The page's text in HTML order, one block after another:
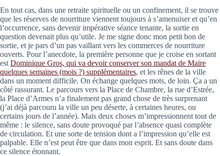
En tout cas, dans une retraite spirituelle ou un confinement, il se trouve
que les réserves de nourriture viennent toujours à s’amenuiser et qu’en
l’occurrence, sans devenir impérative séance tenante, la sortie en
question devenait plus qu’utile. Je me signe donc mon petit bon de
sortie, et je pars d’un pas vaillant vers les commerces de nourriture
ouverts. Pour l’anecdote, la première personne que je croise en sortant
est Dominique Gros, qui va devoir conserver son mandat de Maire
quelques semaines (mois ?) supplémentaires, et les rênes de la ville
dans un moment difficile. On échange quelques mots, de loin. Ça a un
côté rassurant. Le parcours vers la Place de Chambre, la rue d’Estrée,
la Place d’Armes n’a finalement pas grand chose de très surprenant
(j’ai déjà parcouru la ville un peu déserte, à certaines heures, ou
certains jours de l’année). Mais deux choses m’impressionnent tout de
même : le silence, sans doute provoqué par l’absence quasi complète
de circulation. Et une sorte de tension dont a l’impression qu’elle est
palpable. Elle n’est peut être que dans mon esprit. Et sans doute dans
ce silence étonnant.